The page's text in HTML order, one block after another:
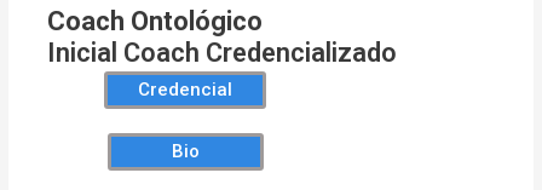
Coach Ontológico
Inicial Coach Credencializado
Credencial
Bio